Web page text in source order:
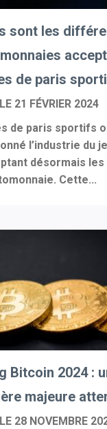
sont les
de paris
21 FÉVRIER 2024
de paris sportifs
l’industrie du
désormais les
Cette...
Bitcoin 2024 :
majeure
28 NOVEMBRE